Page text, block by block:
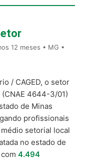
12 meses • MG •
/ CAGED, o setor
(CNAE 4644-3/01)
de Minas
profissionais
setorial local
no estado de
com 4.494